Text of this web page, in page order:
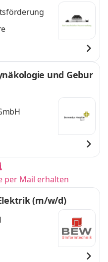
und Gebur
per Mail erhalten
(m/w/d)